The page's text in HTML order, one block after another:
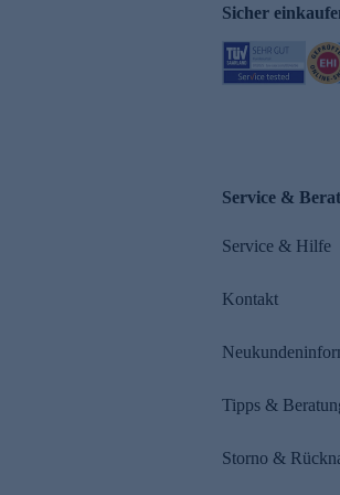
Sicher
Service &
Service & Hilfe
Kontakt
Tipps &
Storno &